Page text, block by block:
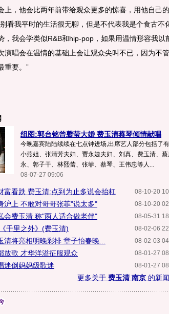
上，他会比两年前带给观众更多的惊喜，用他自己
看我平时的生活很无聊，但是不代表我是个食古不
，我会学类似R&B和hip-pop，如果用温情形容我以
演唱会在温情的基础上会让观众尖叫不已，因为不
重要。”
组图:郭台铭曾馨莹大婚 费玉清蔡琴倾情献唱
今晚嘉宾陆陆续续在七点钟进场,出席艺人部分包括了
小燕姐、张清芳夫妇、贾永婕夫妇、刘真、费玉清、
永、郭子干、林熙蕾、张菲、蔡琴、王伟忠等人...
08-07-27 09:06
08-10-20
富看跌 费玉清:点到为止多说会抬杠
08-10-20
沪上 不敢对哥哥张菲"说太多"
08-05-31
会费玉清 称"两人适合做老伴"
08-02-06
千里之外》(费玉清)
08-02-03
清将亮相明晚彩排 章子怡春晚...
08-01-27
放歌 才华洋溢征服观众
08-01-27
迷倒妈妈级歌迷
更多关于 费玉清 南京 的新